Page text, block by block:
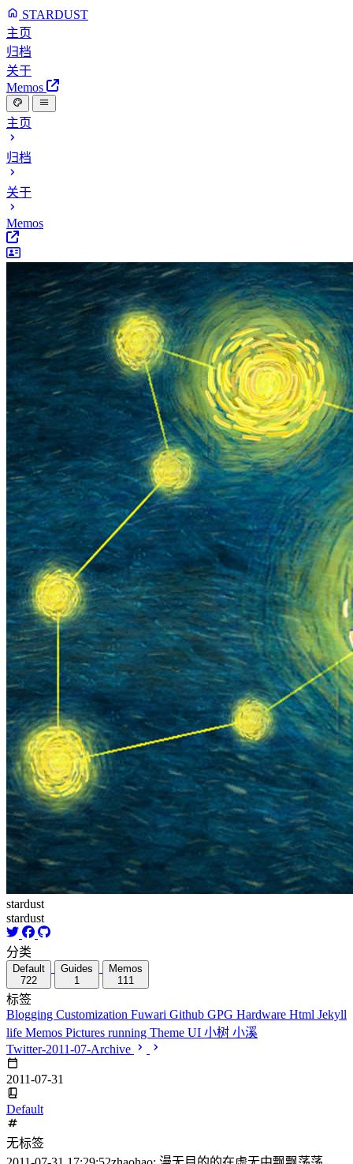
STARDUST
主页
归档
关于
Memos
主页
归档
关于
Memos
stardust
stardust
分类
Default
722
Guides
1
Memos
111
标签
Blogging Customization Fuwari Github GPG Hardware Html Jekyll
life Memos Pictures running Theme UI 小树 小溪
Twitter-2011-07-Archive
2011-07-31
Default
无标签